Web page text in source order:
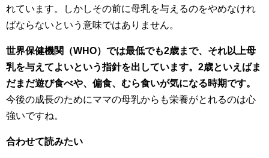
れています。しかしその前に母乳を与えるのをやめなけれ
ばならないという意味ではありません。
世界保健機関（WHO）では最低でも2歳まで、それ以上母
乳を与えてよいという指針を出しています。2歳といえばま
だまだ遊び食べや、偏食、むら食いが気になる時期です。
今後の成長のためにママの母乳からも栄養がとれるのは心
強いですね。
合わせて読みたい